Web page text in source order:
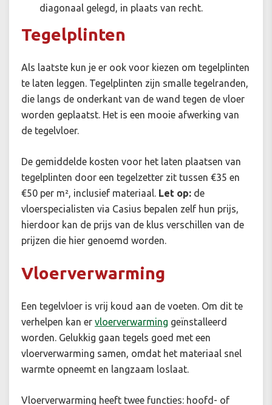
diagonaal gelegd, in plaats van recht.
Tegelplinten
Als laatste kun je er ook voor kiezen om tegelplinten
te laten leggen. Tegelplinten zijn smalle tegelranden,
die langs de onderkant van de wand tegen de vloer
worden geplaatst. Het is een mooie afwerking van
de tegelvloer.
De gemiddelde kosten voor het laten plaatsen van
tegelplinten door een tegelzetter zit tussen €35 en
€50 per m², inclusief materiaal. Let op: de
vloerspecialisten via Casius bepalen zelf hun prijs,
hierdoor kan de prijs van de klus verschillen van de
prijzen die hier genoemd worden.
Vloerverwarming
Een tegelvloer is vrij koud aan de voeten. Om dit te
verhelpen kan er vloerverwarming geïnstalleerd
worden. Gelukkig gaan tegels goed met een
vloerverwarming samen, omdat het materiaal snel
warmte opneemt en langzaam loslaat.
Vloerverwarming heeft twee functies: hoofd- of